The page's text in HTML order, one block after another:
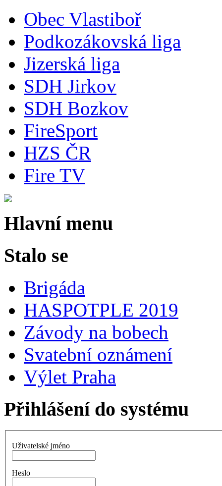
Obec Vlastiboř
Podkozákovská liga
Jizerská liga
SDH Jirkov
SDH Bozkov
FireSport
HZS ČR
Fire TV
Hlavní menu
Stalo se
Brigáda
HASPOTPLE 2019
Závody na bobech
Svatební oznámení
Výlet Praha
Přihlášení do systému
Uživatelské jméno
Heslo